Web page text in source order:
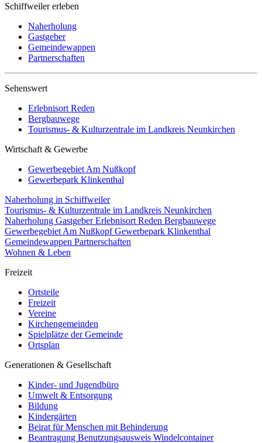
Schiffweiler erleben
Naherholung
Gastgeber
Gemeindewappen
Partnerschaften
Sehenswert
Erlebnisort Reden
Bergbauwege
Tourismus- & Kulturzentrale im Landkreis Neunkirchen
Wirtschaft & Gewerbe
Gewerbegebiet Am Nußkopf
Gewerbepark Klinkenthal
Naherholung in Schiffweiler
Tourismus- & Kulturzentrale im Landkreis Neunkirchen
Naherholung GastgeberErlebnisort Reden Bergbauwege
Gewerbegebiet Am NußkopfGewerbepark Klinkenthal
Gemeindewappen Partnerschaften
Wohnen & Leben
Freizeit
Ortsteile
Freizeit
Vereine
Kirchengemeinden
Spielplätze der Gemeinde
Ortsplan
Generationen & Gesellschaft
Kinder- und Jugendbüro
Umwelt & Entsorgung
Bildung
Kindergärten
Beirat für Menschen mit Behinderung
Beantragung Benutzungsausweis Windelcontainer